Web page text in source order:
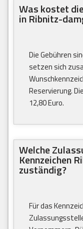
Was kostet
in Ribnitz-
Die Gebühren
setzen sich
Reservierung.
12,80 Euro.
Welche
Kennzeichen
zuständig?
Für das